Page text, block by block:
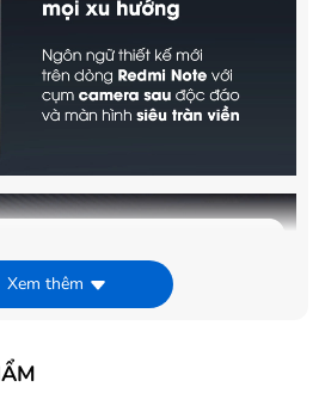
Xem thêm